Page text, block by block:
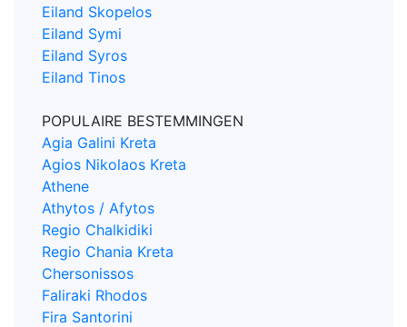
Eiland Skopelos
Eiland Symi
Eiland Syros
Eiland Tinos
POPULAIRE BESTEMMINGEN
Agia Galini Kreta
Agios Nikolaos Kreta
Athene
Athytos / Afytos
Regio Chalkidiki
Regio Chania Kreta
Chersonissos
Faliraki Rhodos
Fira Santorini